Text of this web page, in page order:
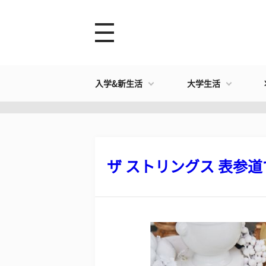
入学&新生活 大学生活
ザ ストリングス 表参